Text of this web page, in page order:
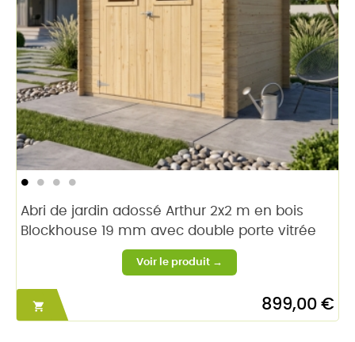
Abri de jardin adossé Arthur 2x2 m en bois
Blockhouse 19 mm avec double porte vitrée
 899,00 €